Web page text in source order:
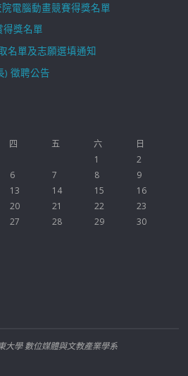
電腦動畫競賽得獎名單
得獎名單
名單及志願選填通知
) 徵聘公告
四 五 六
日
1
2
6 7 8
9
13 14 15
16
20 21 22
23
27 28 29
30
大學 數位媒體與文教產業學系